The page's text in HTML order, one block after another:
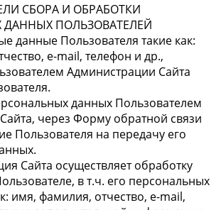
СБОРА И ОБРАБОТКИ
ПОЛЬЗОВАТЕЛЕЙ
данные Пользователя такие как:
e-mail, телефон и др.,
Администрации Сайта
данных Пользователем
через Форму обратной связи
Пользователя на передачу его
Сайта осуществляет обработку
в т.ч. его персональных
имя, фамилия, отчество, e-mail,